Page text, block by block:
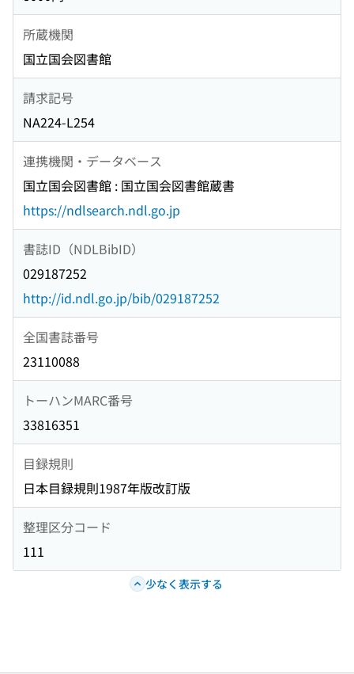
所蔵機関
国立国会図書館
請求記号
NA224-L254
連携機関・データベース
国立国会図書館 : 国立国会図書館蔵書
https://ndlsearch.ndl.go.jp
書誌ID（NDLBibID）
029187252
http://id.ndl.go.jp/bib/029187252
全国書誌番号
23110088
トーハンMARC番号
33816351
目録規則
日本目録規則1987年版改訂版
整理区分コード
111
少なく表示する